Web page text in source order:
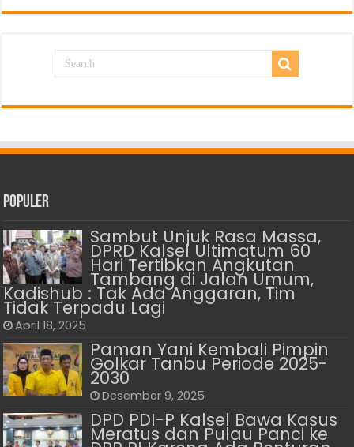
Populer
Sambut Unjuk Rasa Massa,
DPRD Kalsel Ultimatum 60
Hari Tertibkan Angkutan
Tambang di Jalan Umum,
Kadishub : Tak Ada Anggaran, Tim
Tidak Terpadu Lagi
April 18, 2025
Paman Yani Kembali Pimpin
Golkar Tanbu Periode 2025-
2030
Desember 9, 2025
DPD PDI-P Kalsel Bawa Kasus
Meratus dan Pulau Panci ke